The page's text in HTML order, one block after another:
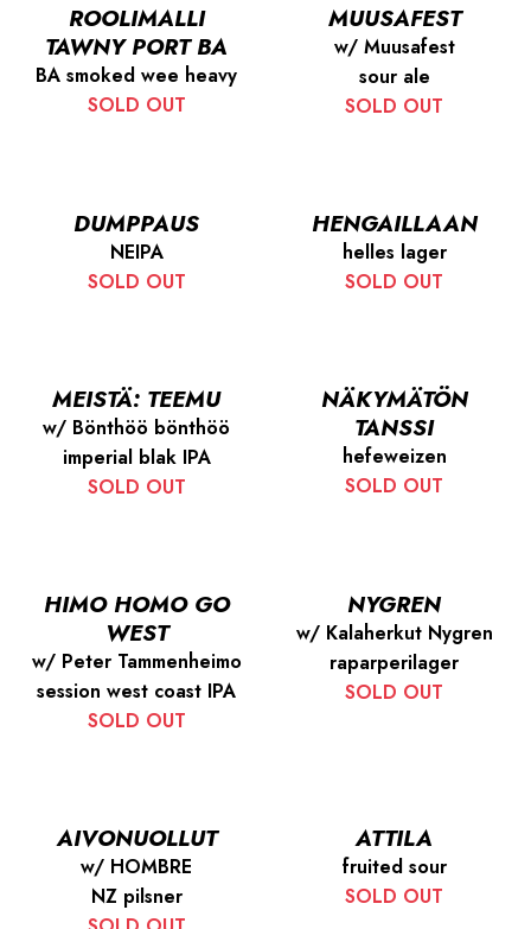
ROOLIMALLI
TAWNY PORT BA
BA smoked wee heavy
SOLD OUT
MUUSAFEST
w/ Muusafest
sour ale
SOLD OUT
DUMPPAUS
NEIPA
SOLD OUT
HENGAILLAAN
helles lager
SOLD OUT
MEISTÄ: TEEMU
w/ Bönthöö bönthöö
imperial blak IPA
SOLD OUT
NÄKYMÄTÖN
TANSSI
hefeweizen
SOLD OUT
HIMO HOMO GO
WEST
w/ Peter Tammenheimo
session west coast IPA
SOLD OUT
NYGREN
w/ Kalaherkut Nygren
raparperilager
SOLD OUT
AIVONUOLLUT
w/ HOMBRE
NZ pilsner
ATTILA
fruited sour
SOLD OUT